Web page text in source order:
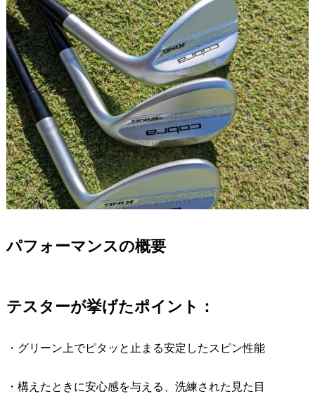
パフォーマンスの概要
テスターが挙げたポイント：
・グリーン上でピタッと止まる安定したスピン性能
・構えたときに安心感を与える、洗練された見た目